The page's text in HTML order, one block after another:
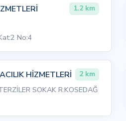
1.2 km
No:4
HİZMETLERİ 2 km
SOKAK R.KOSEDAĞ